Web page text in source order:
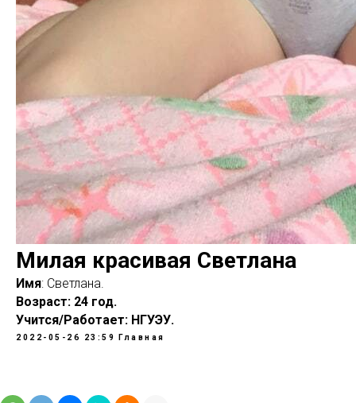
Милая красивая Светлана
Имя: Светлана.
Возраст: 24 год.
Учится/Работает: НГУЭУ.
2022-05-26 23:59 Главная